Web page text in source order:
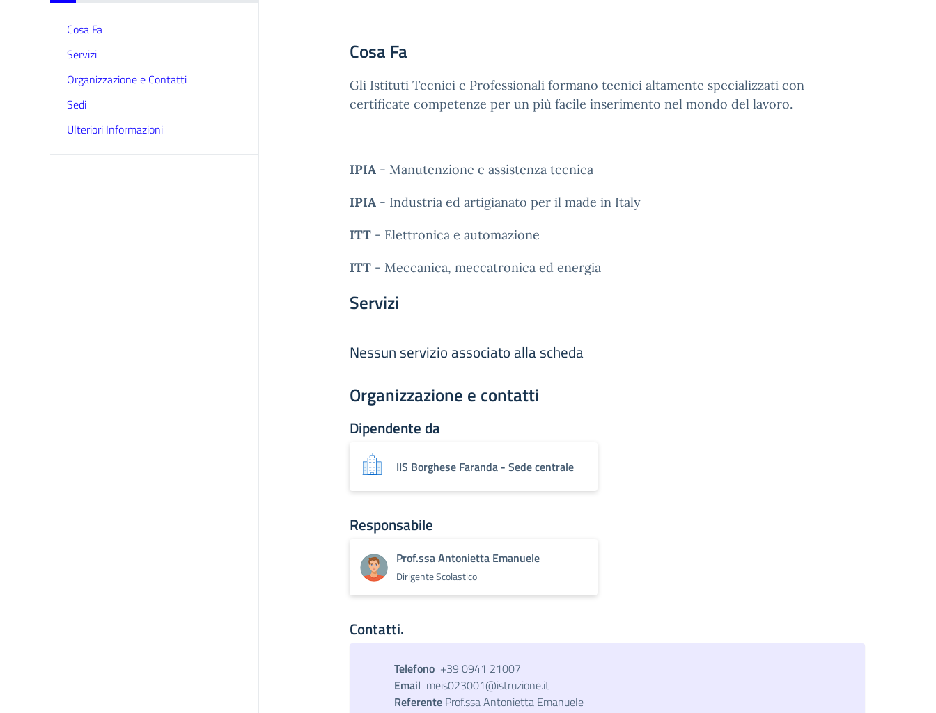
Cosa Fa
Servizi
Organizzazione e Contatti
Sedi
Ulteriori Informazioni
Cosa Fa
Gli Istituti Tecnici e Professionali formano tecnici altamente specializzati con
certificate competenze per un più facile inserimento nel mondo del lavoro.
IPIA - Manutenzione e assistenza tecnica
IPIA - Industria ed artigianato per il made in Italy
ITT - Elettronica e automazione
ITT - Meccanica, meccatronica ed energia
Servizi
Nessun servizio associato alla scheda
Organizzazione e contatti
Dipendente da
IIS Borghese Faranda - Sede centrale
Responsabile
Prof.ssa Antonietta Emanuele
Dirigente Scolastico
Contatti.
Telefono +39 0941 21007
Email meis023001@istruzione.it
Referente Prof.ssa Antonietta Emanuele